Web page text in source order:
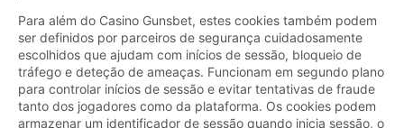
Para além do Casino Gunsbet, estes cookies também podem
ser definidos por parceiros de segurança cuidadosamente
escolhidos que ajudam com inícios de sessão, bloqueio de
tráfego e deteção de ameaças. Funcionam em segundo plano
para controlar inícios de sessão e evitar tentativas de fraude
tanto dos jogadores como da plataforma. Os cookies podem
armazenar um identificador de sessão quando inicia sessão, o